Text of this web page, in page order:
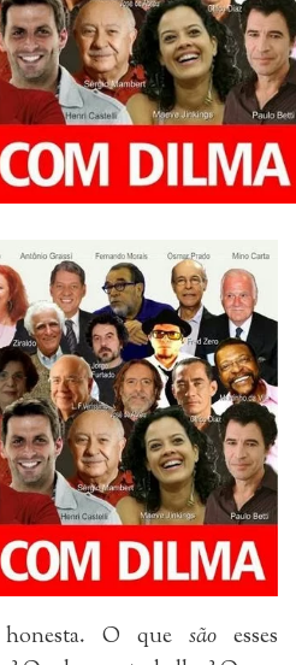
honesta. O quesãoesses